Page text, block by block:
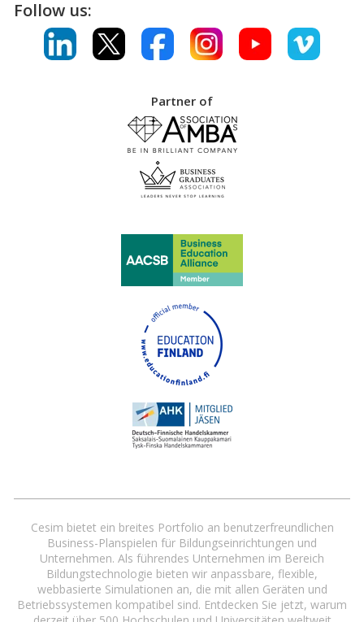
Follow us:
Partner of
Cesim bietet ein breites Portfolio an benutzerfreundlichen
Business-Planspielen für Bildungseinrichtungen und
Unternehmen. Als führendes Unternehmen im Bereich
Bildungstechnologie bieten wir anpassbare, flexible,
webbasierte Simulationen an, die mit allen Geräten und
Betriebssystemen kompatibel sind. Entdecken Sie jetzt, warum